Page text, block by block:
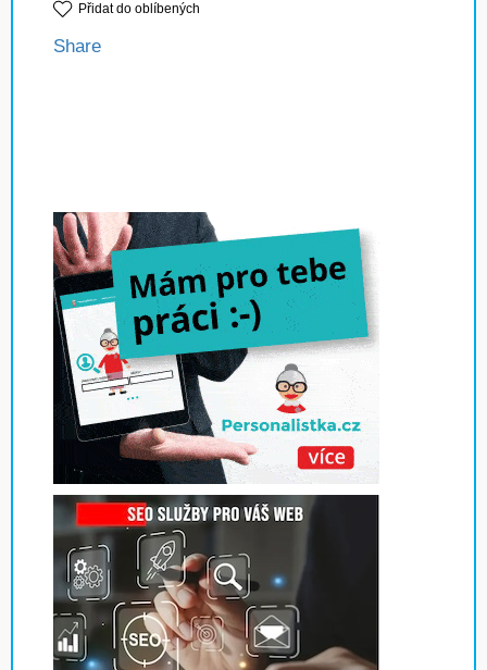
Přidat do oblíbených
Share